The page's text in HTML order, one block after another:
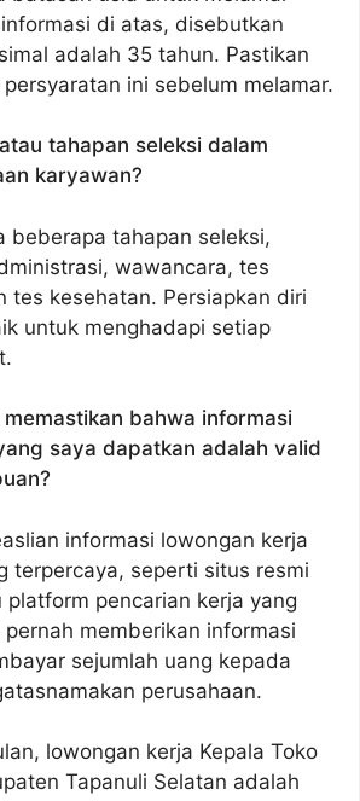
di atas, disebutkan
adalah 35 tahun. Pastikan
ini sebelum melamar.
tahapan seleksi dalam
karyawan?
beberapa tahapan seleksi,
wawancara, tes
tes kesehatan. Persiapkan diri
untuk menghadapi setiap
bahwa informasi
saya dapatkan adalah valid
informasi lowongan kerja
terpercaya, seperti situs resmi
platform pencarian kerja yang
memberikan informasi
sejumlah uang kepada
perusahaan.
lowongan kerja Kepala Toko
Tapanuli Selatan adalah